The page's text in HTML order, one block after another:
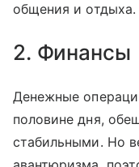
общения и отдыха.
2. Финансы
Денежные
половине дня,
стабильными. Но